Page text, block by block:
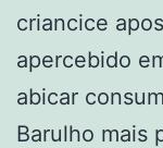
criancice
apercebido
abicar
Barulho mais